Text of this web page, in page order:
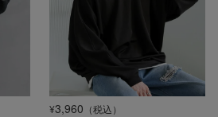
¥3,960 （税込）